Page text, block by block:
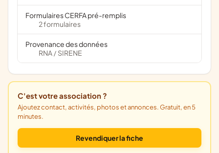
Formulaires CERFA pré-remplis
2 formulaires
Provenance des données
RNA / SIRENE
C'est votre association ?
Ajoutez contact, activités, photos et annonces. Gratuit, en 5
minutes.
Revendiquer la fiche